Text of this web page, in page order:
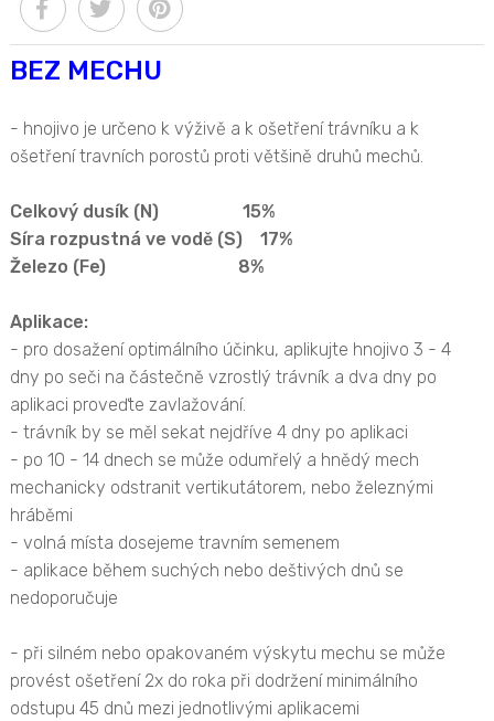
BEZ MECHU
- hnojivo je určeno k výživě a k ošetření trávníku a k
ošetření travních porostů proti většině druhů mechů.
Celkový dusík (N) 15%
Síra rozpustná ve vodě (S) 17%
Železo (Fe) 8%
Aplikace:
- pro dosažení optimálního účinku, aplikujte hnojivo 3 - 4
dny po seči na částečně vzrostlý trávník a dva dny po
aplikaci proveďte zavlažování.
- trávník by se měl sekat nejdříve 4 dny po aplikaci
- po 10 - 14 dnech se může odumřelý a hnědý mech
mechanicky odstranit vertikutátorem, nebo železnými
hráběmi
- volná místa dosejeme travním semenem
- aplikace během suchých nebo deštivých dnů se
nedoporučuje
- při silném nebo opakovaném výskytu mechu se může
provést ošetření 2x do roka při dodržení minimálního
odstupu 45 dnů mezi jednotlivými aplikacemi